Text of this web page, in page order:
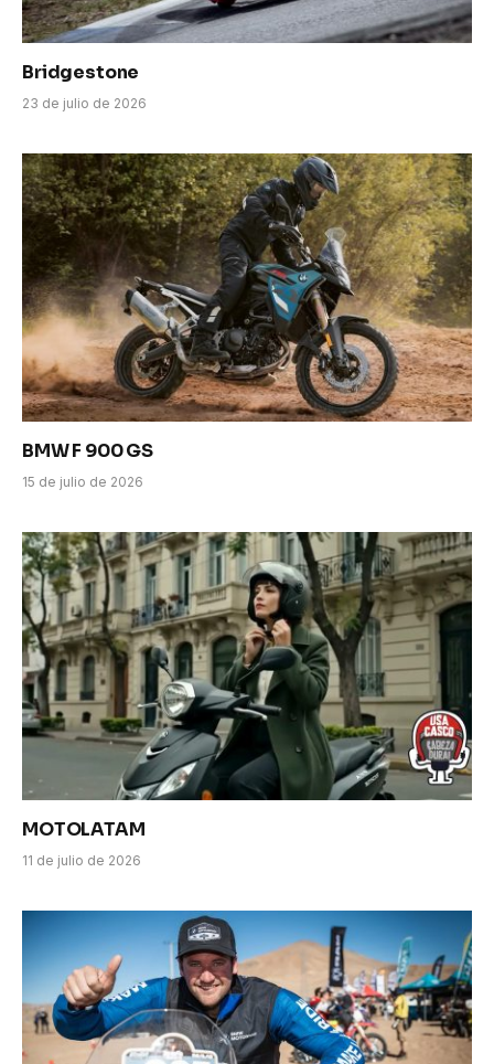
Bridgestone
23 de julio de 2026
BMW F 900 GS
15 de julio de 2026
MOTOLATAM
11 de julio de 2026